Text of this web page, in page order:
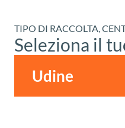
TIPO DI RACCOLTA,
Seleziona il